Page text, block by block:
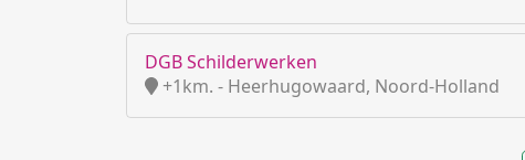
DGB Schilderwerken
+1km. - Heerhugowaard, Noord-Holland